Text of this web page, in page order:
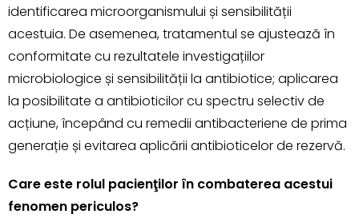
identificarea microorganismului și sensibilității
acestuia. De asemenea, tratamentul se ajustează în
conformitate cu rezultatele investigațiilor
microbiologice și sensibilității la antibiotice; aplicarea
la posibilitate a antibioticilor cu spectru selectiv de
acțiune, începând cu remedii antibacteriene de prima
generație și evitarea aplicării antibioticelor de rezervă.
Care este rolul pacienţilor în combaterea acestui
fenomen periculos?